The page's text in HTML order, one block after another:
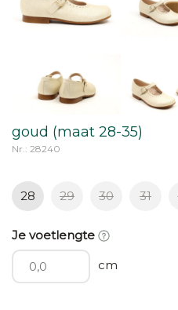
goud (maat 28-35)
Nr.: 28240
28 29 30 31
Je voetlengte
cm